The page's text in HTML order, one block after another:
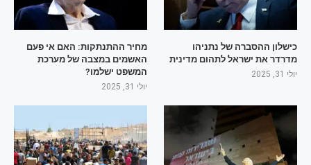
כישלון ההסברה של נתניהו
מדרדר את ישראל לתהום מדינית
יולי 31, 2025
מחיר ההתנתקות: האם אי פעם
האשמים במצבה של מערכת
המשפט ישלמו?
יולי 31, 2025